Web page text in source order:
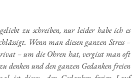
zu schreiben, nur leider habe ich es
Wenn man diesen ganzen Stress –
– um die Ohren hat, vergisst man oft
denken und den ganzen Gedanken freien